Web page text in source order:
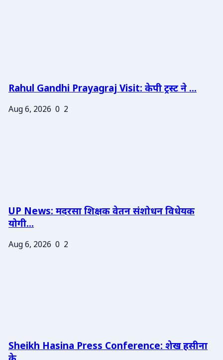
Rahul Gandhi Prayagraj Visit: केपी ट्रस्ट ने ...
Aug 6, 2026 0 2
UP News: मदरसा शिक्षक वेतन संशोधन विधेयक
योगी...
Aug 6, 2026 0 2
Sheikh Hasina Press Conference: शेख हसीना